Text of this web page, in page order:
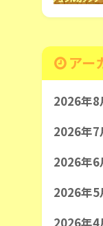
アー
2026年8
2026年7
2026年6
2026年5
2026年4